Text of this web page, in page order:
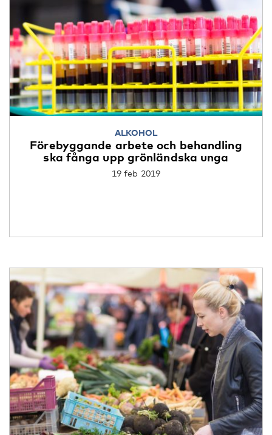
ALKOHOL
Förebyggande arbete och behandling
ska fånga upp grönländska unga
19 feb 2019